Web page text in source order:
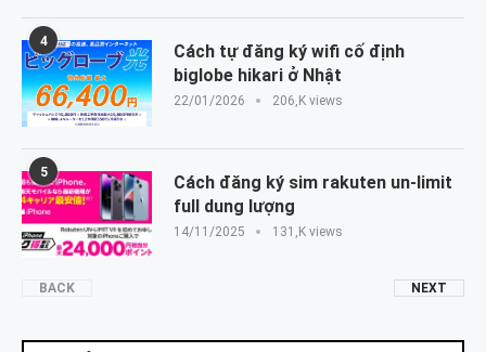
4
Cách tự đăng ký wifi cố định
biglobe hikari ở Nhật
22/01/2026 206,K views
5
Cách đăng ký sim rakuten un-limit
full dung lượng
14/11/2025 131,K views
BACK NEXT